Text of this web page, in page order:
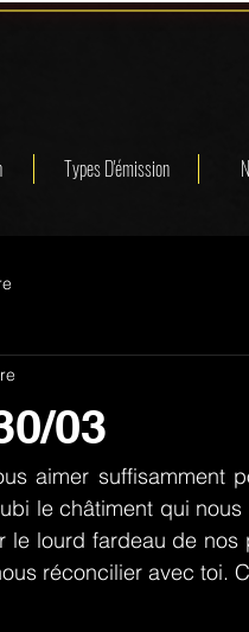
Types D'émission
03
aimer suffisamment
le châtiment qui
le lourd fardeau de
réconcilier avec toi.